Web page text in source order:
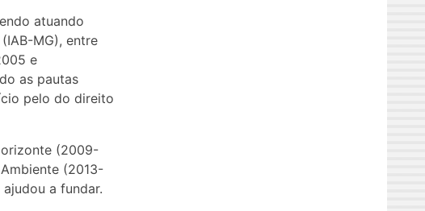
atuando
MG), entre
e
as pautas
pelo do direito
(2009-
(2013-
a fundar.